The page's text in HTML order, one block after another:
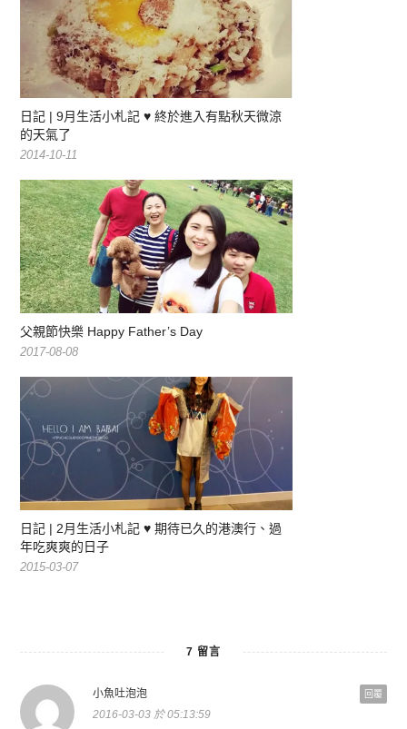
日記 | 9月生活小札記 ♥ 終於進入有點秋天微涼
的天氣了
2014-10-11
父親節快樂 Happy Father’s Day
2017-08-08
日記 | 2月生活小札記 ♥ 期待已久的港澳行、過
年吃爽爽的日子
2015-03-07
7 留言
回覆
小魚吐泡泡
2016-03-03 於 05:13:59